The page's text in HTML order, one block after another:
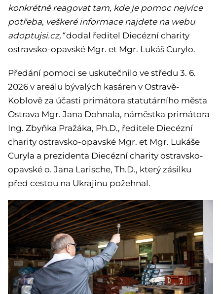
konkrétně reagovat tam, kde je pomoc nejvíce
potřeba, veškeré informace najdete na webu
adoptujsi.cz,“dodal ředitel Diecézní charity
ostravsko-opavské Mgr. et Mgr. Lukáš Curylo.
Předání pomoci se uskutečnilo ve středu 3. 6.
2026 v areálu bývalých kasáren v Ostravě-
Koblově za účasti primátora statutárního města
Ostrava Mgr. Jana Dohnala, náměstka primátora
Ing. Zbyňka Pražáka, Ph.D., ředitele Diecézní
charity ostravsko-opavské Mgr. et Mgr. Lukáše
Curyla a prezidenta Diecézní charity ostravsko-
opavské o. Jana Larische, Th.D., který zásilku
před cestou na Ukrajinu požehnal.